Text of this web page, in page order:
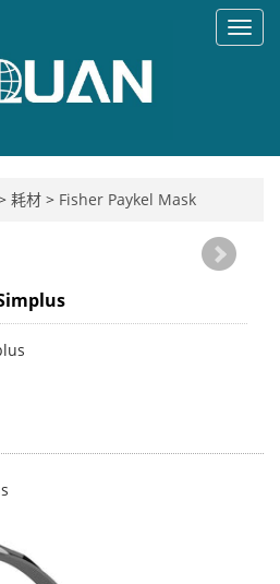
耗材 > Fisher Paykel Mask